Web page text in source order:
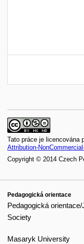
Tato práce je licencována
Attribution-
Copyright © 2014 Czech
Pedagogická orientace
Pedagogická
Society
Masaryk University